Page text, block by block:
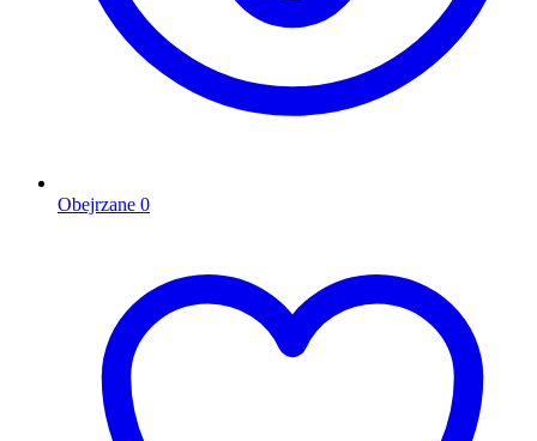
Obejrzane 0